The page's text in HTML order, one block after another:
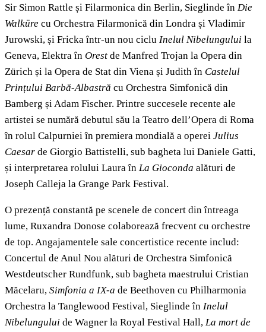
Sir Simon Rattle și Filarmonica din Berlin, Sieglinde în Die
Walküre cu Orchestra Filarmonică din Londra și Vladimir
Jurowski, și Fricka într-un nou ciclu Inelul Nibelungului la
Geneva, Elektra în Orest de Manfred Trojan la Opera din
Zürich și la Opera de Stat din Viena și Judith în Castelul
Prințului Barbă-Albastră cu Orchestra Simfonică din
Bamberg și Adam Fischer. Printre succesele recente ale
artistei se numără debutul său la Teatro dell’Opera di Roma
în rolul Calpurniei în premiera mondială a operei Julius
Caesar de Giorgio Battistelli, sub bagheta lui Daniele Gatti,
și interpretarea rolului Laura în La Gioconda alături de
Joseph Calleja la Grange Park Festival.
O prezență constantă pe scenele de concert din întreaga
lume, Ruxandra Donose colaborează frecvent cu orchestre
de top. Angajamentele sale concertistice recente includ:
Concertul de Anul Nou alături de Orchestra Simfonică
Westdeutscher Rundfunk, sub bagheta maestrului Cristian
Măcelaru, Simfonia a IX-a de Beethoven cu Philharmonia
Orchestra la Tanglewood Festival, Sieglinde în Inelul
Nibelungului de Wagner la Royal Festival Hall, La mort de